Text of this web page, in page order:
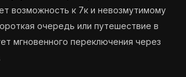
возможность к 7к и невозмутимому
очередь или путешествие в
мгновенного переключения через